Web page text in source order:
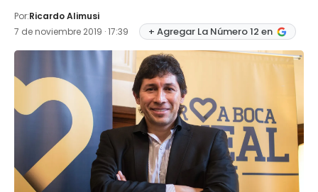
Por:Ricardo Alimusi
7 de noviembre 2019 · 17:39
+ Agregar La Número 12 en